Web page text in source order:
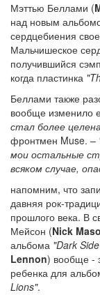
Мэттью Беллами (
над новым
сердцебиения
Мальчишеское
получившийся
когда пластинка
Беллами также
вообще изменило
стал более
фронтмен Muse. –
мои остальные
всяком случае,
напомним, что
давняя рок-
прошлого века. В
Мейсон (Nick
альбома "Dark
Lennon) вообще -
ребенка для
Lions".